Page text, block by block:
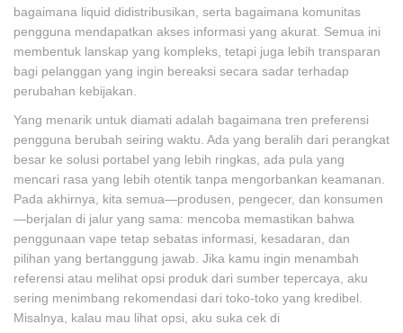
bagaimana liquid didistribusikan, serta bagaimana komunitas
pengguna mendapatkan akses informasi yang akurat. Semua ini
membentuk lanskap yang kompleks, tetapi juga lebih transparan
bagi pelanggan yang ingin bereaksi secara sadar terhadap
perubahan kebijakan.
Yang menarik untuk diamati adalah bagaimana tren preferensi
pengguna berubah seiring waktu. Ada yang beralih dari perangkat
besar ke solusi portabel yang lebih ringkas, ada pula yang
mencari rasa yang lebih otentik tanpa mengorbankan keamanan.
Pada akhirnya, kita semua—produsen, pengecer, dan konsumen
—berjalan di jalur yang sama: mencoba memastikan bahwa
penggunaan vape tetap sebatas informasi, kesadaran, dan
pilihan yang bertanggung jawab. Jika kamu ingin menambah
referensi atau melihat opsi produk dari sumber tepercaya, aku
sering menimbang rekomendasi dari toko-toko yang kredibel.
Misalnya, kalau mau lihat opsi, aku suka cek di